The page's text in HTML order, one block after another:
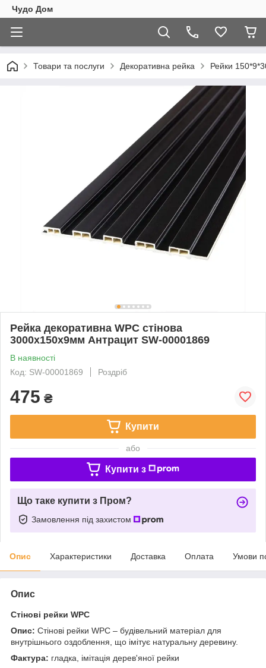
Чудо Дом
Товари та послуги Декоративна рейка Рейки
Рейка декоративна WPC стінова
3000х150х9мм Антрацит SW-00001869
В наявності
Код: SW-00001869
Роздріб
475 ₴
Купити
або
Купити з
Що таке купити з Пром?
Замовлення під захистом
Опис Характеристики Доставка Оплата Умови
Опис
Стінові рейки WPC
Опис: Стінові рейки WPC – будівельний матеріал для
внутрішнього оздоблення, що імітує натуральну деревину.
Фактура: гладка, імітація дерев'яної рейки